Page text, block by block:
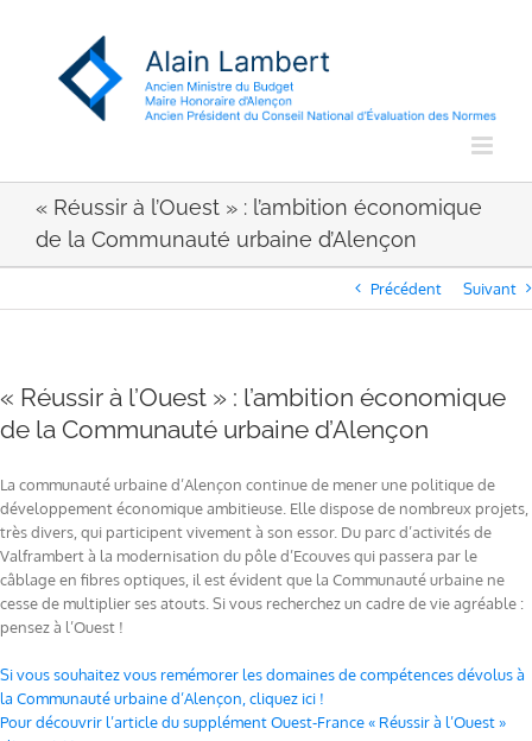
« Réussir à l’Ouest » : l’ambition économique
de la Communauté urbaine d’Alençon
Précédent Suivant
« Réussir à l’Ouest » : l’ambition économique
de la Communauté urbaine d’Alençon
La communauté urbaine d’Alençon continue de mener une politique de
développement économique ambitieuse. Elle dispose de nombreux projets,
très divers, qui participent vivement à son essor. Du parc d’activités de
Valframbert à la modernisation du pôle d’Ecouves qui passera par le
câblage en fibres optiques, il est évident que la Communauté urbaine ne
cesse de multiplier ses atouts. Si vous recherchez un cadre de vie agréable :
pensez à l’Ouest !
Si vous souhaitez vous remémorer les domaines de compétences dévolus à
la Communauté urbaine d’Alençon, cliquez ici !
Pour découvrir l’article du supplément Ouest-France « Réussir à l’Ouest »